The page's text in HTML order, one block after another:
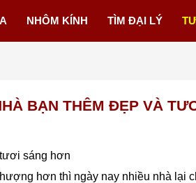
NHÔM KÍNH TÌM ĐẠI LÝ
BẠN THÊM ĐẸP VÀ
sáng hơn
hơn thì ngày nay nhiều nhà lại